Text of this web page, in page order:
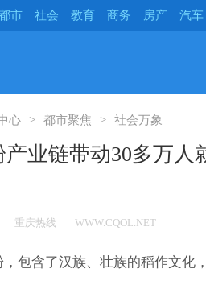
市 社会 教育 商务 房产 汽车
心 都市聚焦 社会万象
业链带动30多万人
重庆热线 WWW.CQOL.NET
，包含了汉族、壮族的稻作文化